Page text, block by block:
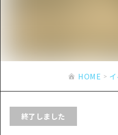
ショッピン
ナイトライフ
世界遺産
広島市周辺
安芸
備後
備後
備北
宮島周辺
お役立ち情報
アクセス
二次交通まと
HOME
HOME
終了しました